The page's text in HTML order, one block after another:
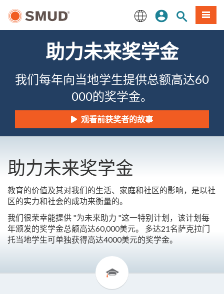
English
登录网站搜索
項目
助力未来奖学金
我们每年向当地学生提供总额高达60
000的奖学金。
观看前获奖者的故事
助力未来奖学金
教育的价值及其对我们的生活、家庭和社区的影响，是以社
区的实力和社会的成功来衡量的。
我们很荣幸能提供 "为未来助力 "这一特别计划，该计划每
年颁发的奖学金总额高达60,000美元。 多达21名萨克拉门
托当地学生可单独获得高达4000美元的奖学金。